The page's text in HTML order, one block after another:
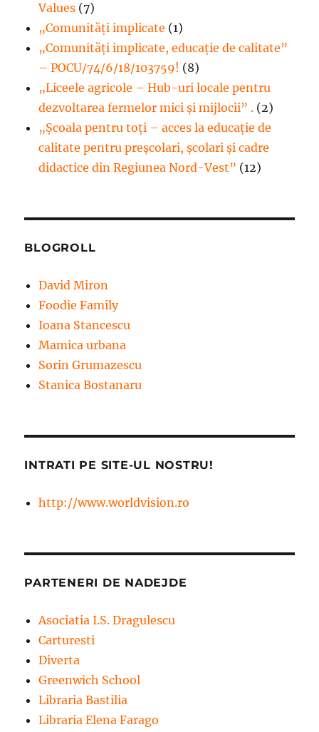
Values (7)
„Comunități implicate (1)
„Comunități implicate, educație de calitate”
– POCU/74/6/18/103759! (8)
„Liceele agricole – Hub-uri locale pentru
dezvoltarea fermelor mici şi mijlocii” . (2)
„Școala pentru toți – acces la educație de
calitate pentru preșcolari, școlari și cadre
didactice din Regiunea Nord-Vest” (12)
BLOGROLL
David Miron
Foodie Family
Ioana Stancescu
Mamica urbana
Sorin Grumazescu
Stanica Bostanaru
INTRATI PE SITE-UL NOSTRU!
http://www.worldvision.ro
PARTENERI DE NADEJDE
Asociatia I.S. Dragulescu
Carturesti
Diverta
Greenwich School
Libraria Bastilia
Libraria Elena Farago